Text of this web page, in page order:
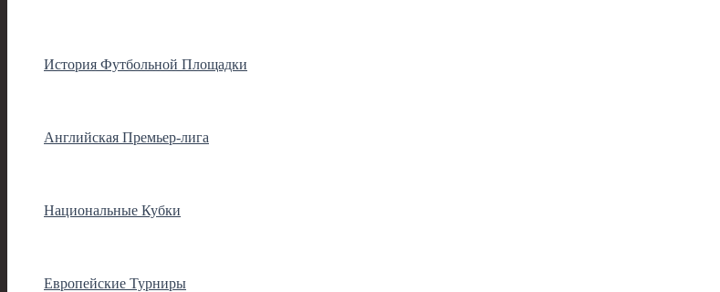
История Футбольной Площадки
Английская Премьер-лига
Национальные Кубки
Европейские Турниры